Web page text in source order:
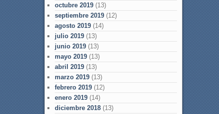
octubre 2019(13)
septiembre 2019(12)
agosto 2019(14)
julio 2019(13)
junio 2019(13)
mayo 2019(13)
abril 2019(13)
marzo 2019(13)
febrero 2019(12)
enero 2019(14)
diciembre 2018(13)